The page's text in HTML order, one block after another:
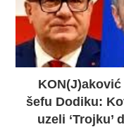
šefu Dodiku:
uzeli ‘Trojku’